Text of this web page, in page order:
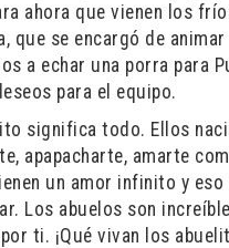
ahora que vienen los
que se encargó de
a echar una porra para
para el equipo.
significa todo. Ellos
apapacharte, amarte
un amor infinito y eso
Los abuelos son
ti. ¡Qué vivan los